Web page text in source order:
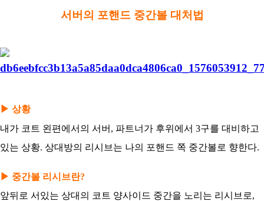
서버의 포핸드 중간볼 대처법
▶ 상황
내가 코트 왼편에서의 서버, 파트너가 후위에서 3구를 대비하고
있는 상황. 상대방의 리시브는 나의 포핸드 쪽 중간볼로 향한다.
▶ 중간볼 리시브란?
앞뒤로 서있는 상대의 코트 양사이드 중간을 노리는 리시브로,